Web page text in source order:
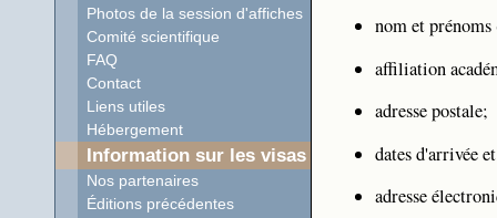
nom et
affiliation
adresse postale;
dates d'arrivée
adresse
Photos de la session d'affiches
Comité scientifique
FAQ
Contact
Liens utiles
Hébergement
Information sur les visas
Nos partenaires
Éditions précédentes